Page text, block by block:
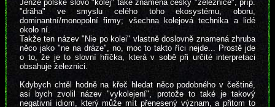
Jenže polské slovo "kolej" také znamená česky "železnice", příp.
"dráha" ve smyslu celého toho ekosystému, oboru,
dominantní/monopolní firmy; všechna kolejová technika a lidé
okolo ní.
Takže ten název "Nie po kolei" vlastně doslovně znamená zhruba
něco jako "ne na dráze", no, moc to takto říci nejde... Prostě jde
o to, že je to slovní hříčka, která v sobě při určité interpretaci
obsahuje železnici.
Kdybych chtěl hodně na křeč hledat něco podobného v češtině,
asi bych zvolil název "vykolejení", protože to také je takový
negativní idiom, který může mít přenesený význam, a přitom to